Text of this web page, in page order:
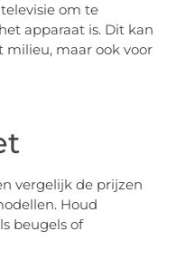
om te
apparaat is. Dit kan
milieu, maar ook voor
vergelijk de prijzen
Houd
beugels of